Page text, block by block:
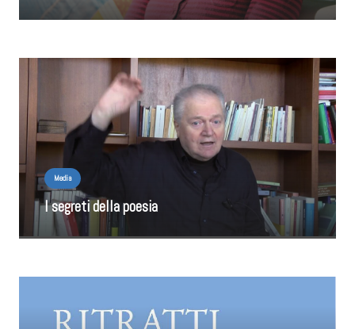
Media
I segreti della poesia